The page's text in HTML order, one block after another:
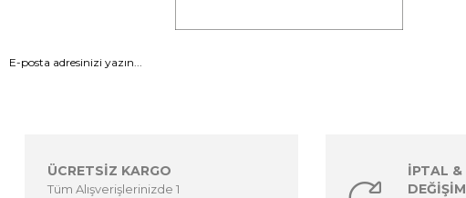
ÜCRETSİZ KARGO
Tüm Alışverişlerinizde 1
İPTAL &
DEĞİŞİM